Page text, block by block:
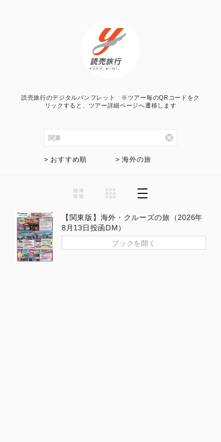
読売旅行のデジタルパンフレット ※ツアー毎のQRコードをク
リックすると、ツアー詳細ページへ遷移します
> おすすめ順 > 海外の旅
【関東版】海外・クルーズの旅（2026年
8月13日投函DM）
ブックを開く